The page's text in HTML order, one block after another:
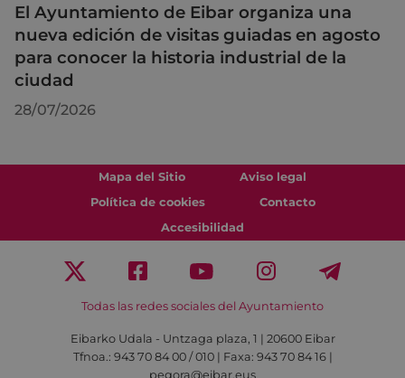
El Ayuntamiento de Eibar organiza una
nueva edición de visitas guiadas en agosto
para conocer la historia industrial de la
ciudad
28/07/2026
Mapa del Sitio
Aviso legal
Política de cookies
Contacto
Accesibilidad
Todas las redes sociales del Ayuntamiento
Eibarko Udala - Untzaga plaza, 1 | 20600 Eibar
Tfnoa.: 943 70 84 00 / 010 | Faxa: 943 70 84 16 |
pegora@eibar.eus